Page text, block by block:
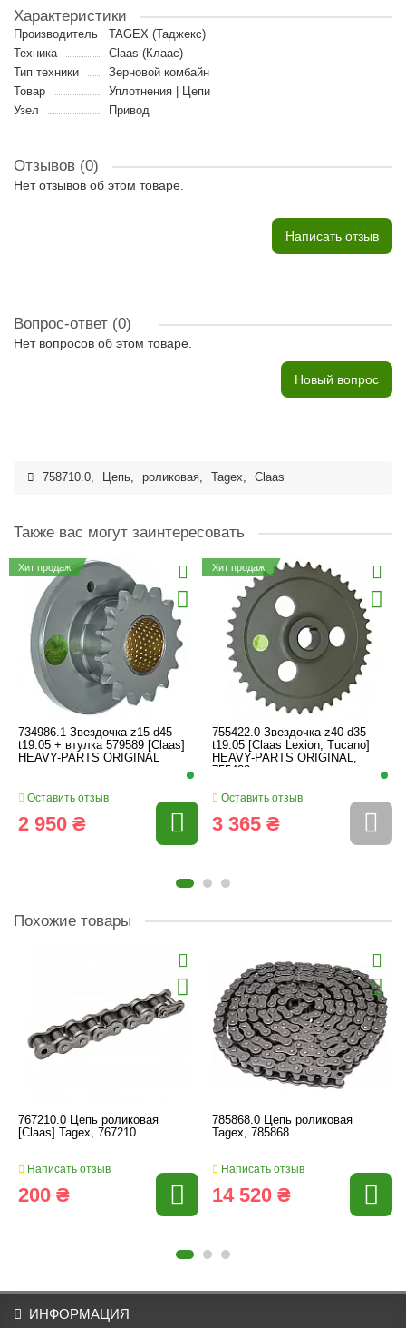
Характеристики
Производитель
TAGEX (Таджекс)
Техника
Claas (Клаас)
Тип техники
Зерновой комбайн
Товар
Уплотнения | Цепи
Узел
Привод
Отзывов (0)
Нет отзывов об этом товаре.
Написать отзыв
Вопрос-ответ (0)
Нет вопросов об этом товаре.
Новый вопрос
758710.0, Цепь, роликовая, Tagex, Claas
Также вас могут заинтересовать
Хит продаж
734986.1 Звездочка z15 d45
t19.05 + втулка 579589 [Claas]
HEAVY-PARTS ORIGINAL
Оставить отзыв
2 950 ₴
Хит продаж
755422.0 Звездочка z40 d35
t19.05 [Claas Lexion, Tucano]
HEAVY-PARTS ORIGINAL,
755422
Оставить отзыв
3 365 ₴
Похожие товары
767210.0 Цепь роликовая
[Claas] Tagex, 767210
Написать отзыв
200 ₴
785868.0 Цепь роликовая
Tagex, 785868
Написать отзыв
14 520 ₴
ИНФОРМАЦИЯ